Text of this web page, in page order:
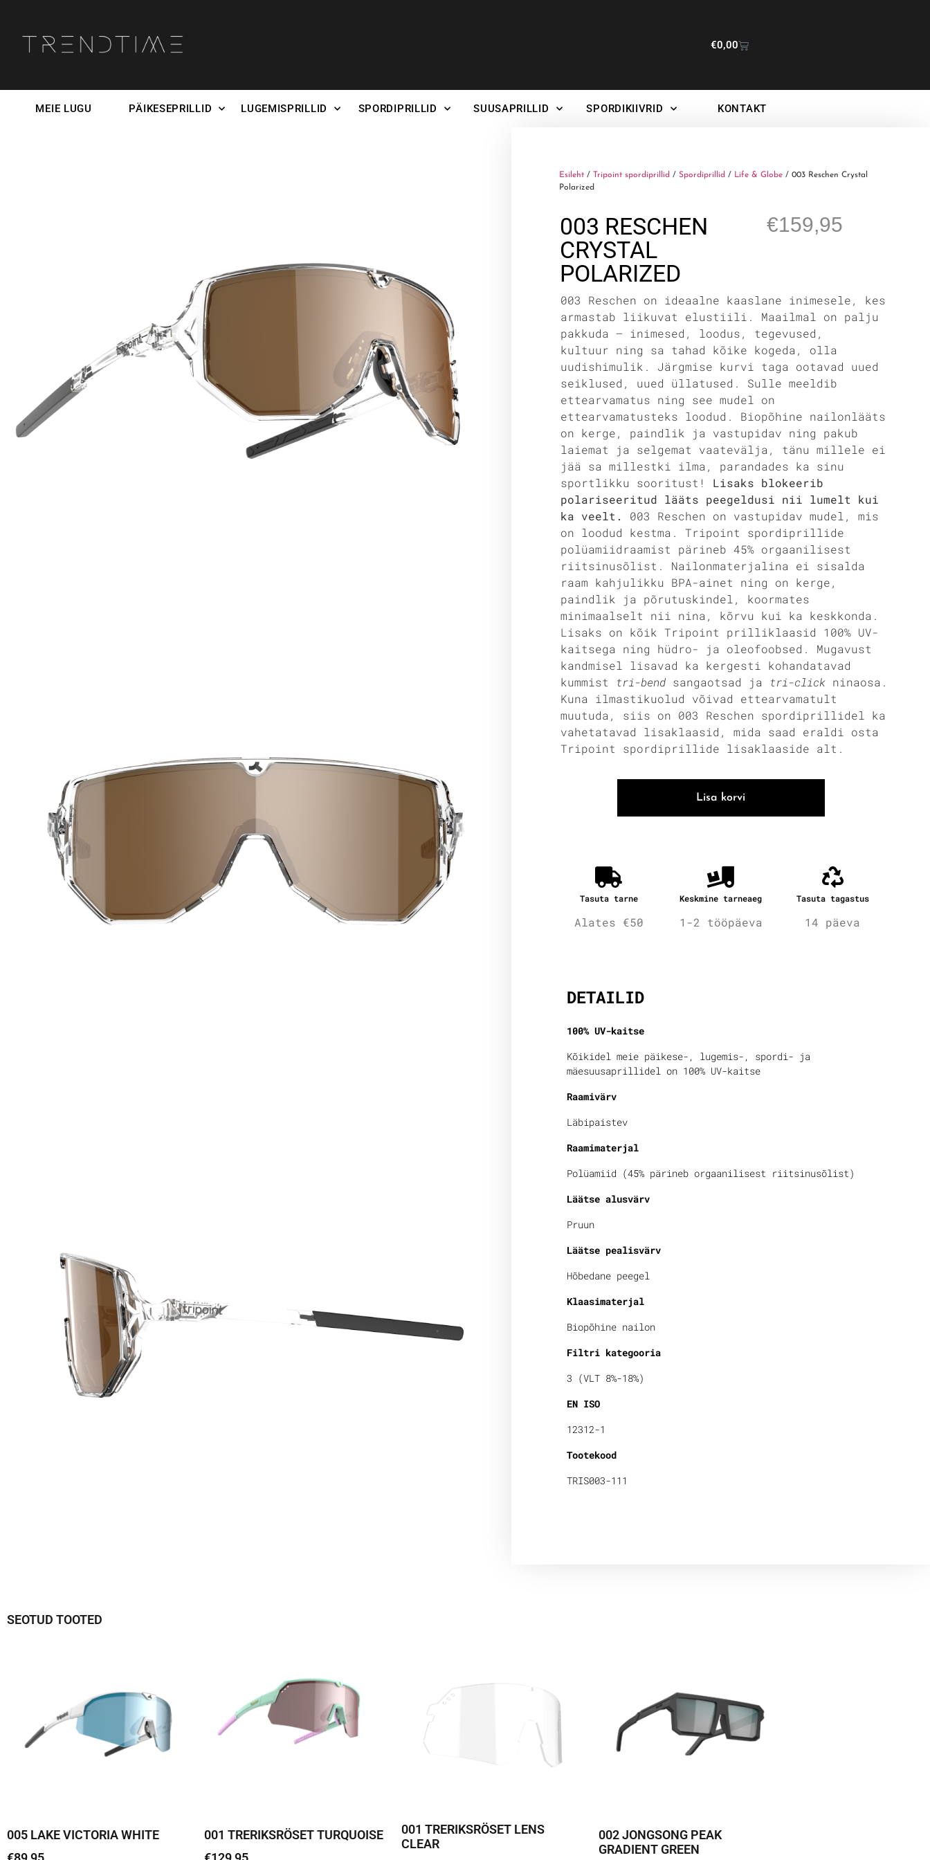
€0,00
MEIE LUGU PÄIKESEPRILLID LUGEMISPRILLID SPORDIPRILLID SUUSAPRILLID SPORDIKIIVRID KONTAKT
Esileht /Tripoint spordiprillid /Spordiprillid / Life & Globe / 003 Reschen Crystal
Polarized
003 RESCHEN
CRYSTAL
POLARIZED
€159,95
003 Reschen on ideaalne kaaslane inimesele, kes
armastab liikuvat elustiili. Maailmal on palju
pakkuda — inimesed, loodus, tegevused,
kultuur ning sa tahad kõike kogeda, olla
uudishimulik. Järgmise kurvi taga ootavad uued
seiklused, uued üllatused. Sulle meeldib
ettearvamatus ning see mudel on
ettearvamatusteks loodud. Biopõhine nailonlääts
on kerge, paindlik ja vastupidav ning pakub
laiemat ja selgemat vaatevälja, tänu millele ei
jää sa millestki ilma, parandades ka sinu
sportlikku sooritust! Lisaks blokeerib
polariseeritud lääts peegeldusi nii lumelt kui
ka veelt. 003 Reschen on vastupidav mudel, mis
on loodud kestma. Tripoint spordiprillide
polüamiidraamist pärineb 45% orgaanilisest
riitsinusõlist. Nailonmaterjalina ei sisalda
raam kahjulikku BPA-ainet ning on kerge,
paindlik ja põrutuskindel, koormates
minimaalselt nii nina, kõrvu kui ka keskkonda.
Lisaks on kõik Tripoint prilliklaasid 100% UV-
kaitsega ning hüdro- ja oleofoobsed. Mugavust
kandmisel lisavad ka kergesti kohandatavad
kummist tri-bend sangaotsad ja tri-click ninaosa.
Kuna ilmastikuolud võivad ettearvamatult
muutuda, siis on 003 Reschen spordiprillidel ka
vahetatavad lisaklaasid, mida saad eraldi osta
Tripoint spordiprillide lisaklaaside alt.
Lisa korvi
Tasuta tarne
Alates €50
Keskmine tarneaeg
1-2 tööpäeva
Tasuta tagastus
14 päeva
DETAILID
100% UV-kaitse
Kõikidel meie päikese-, lugemis-, spordi- ja
mäesuusaprillidel on 100% UV-kaitse
Raamivärv
Läbipaistev
Raamimaterjal
Polüamiid (45% pärineb orgaanilisest riitsinusõlist)
Läätse alusvärv
Pruun
Läätse pealisvärv
Hõbedane peegel
Klaasimaterjal
Biopõhine nailon
Filtri kategooria
3 (VLT 8%-18%)
EN ISO
12312-1
Tootekood
TRIS003-111
SEOTUD TOOTED
005 LAKE VICTORIA WHITE
001 TRERIKSRÖSET TURQUOISE
001 TRERIKSRÖSET LENS
CLEAR
002 JONGSONG PEAK
GRADIENT GREEN